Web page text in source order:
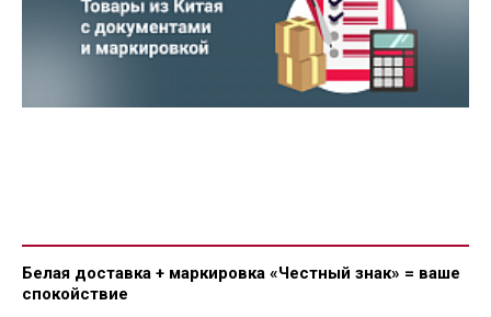
Белая доставка + маркировка «Честный знак» = ваше
спокойствие